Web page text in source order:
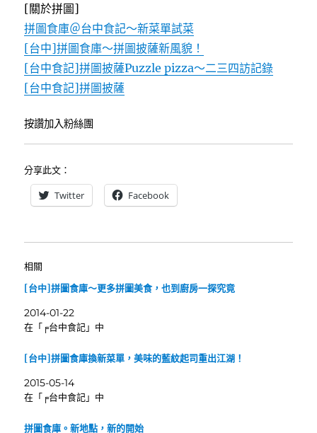
[關於拼圖]
拼圖食庫＠台中食記～新菜單試菜
[台中]拼圖食庫～拼圖披薩新風貌！
[台中食記]拼圖披薩Puzzle pizza～二三四訪記錄
[台中食記]拼圖披薩
按讚加入粉絲團
分享此文：
Twitter Facebook
相關
[台中]拼圖食庫～更多拼圖美食，也到廚房一探究竟
2014-01-22
在「╒台中食記」中
[台中]拼圖食庫換新菜單，美味的藍紋起司重出江湖！
2015-05-14
在「╒台中食記」中
拼圖食庫。新地點，新的開始